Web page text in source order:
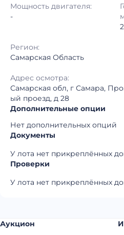
Регион:
Мощность двигателя:
-
Регион:
Самарская Область
Адрес осмотра:
Самарская обл, г Самара,
ый проезд, д 28
Дополнительные опции
Нет дополнительных опций
Документы
У лота нет прикреплённых
Проверки
У лота нет прикреплённых
Аукцион